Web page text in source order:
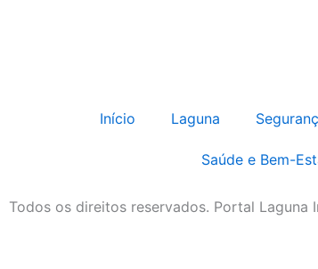
Início Laguna
Saúde e Bem-
Todos os direitos reservados. Portal